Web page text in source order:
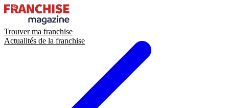
Trouver ma franchise
Actualités de la franchise